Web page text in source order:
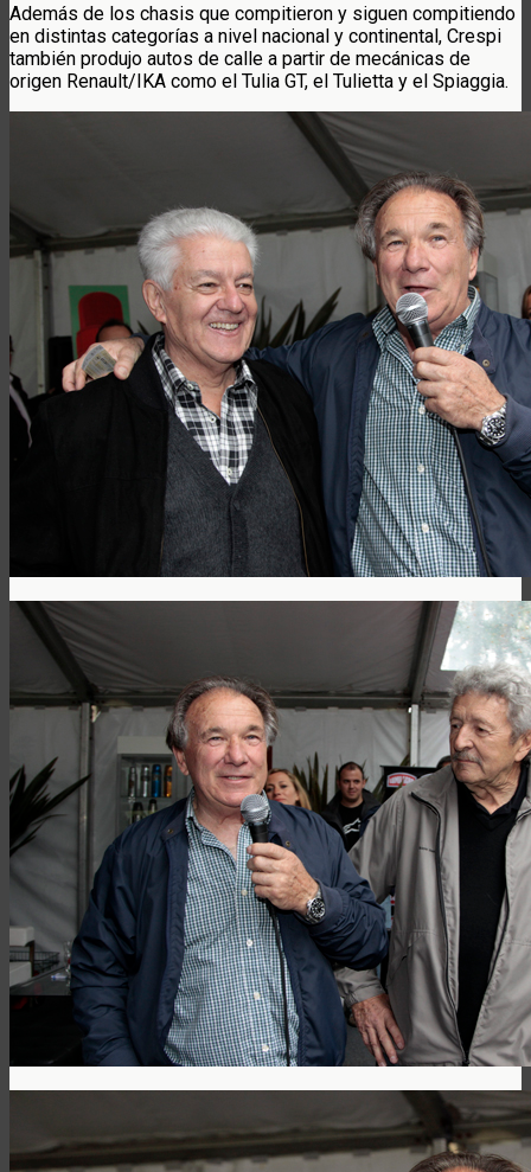
Además de los chasis que compitieron y siguen compitiendo
en distintas categorías a nivel nacional y continental, Crespi
también produjo autos de calle a partir de mecánicas de
origen Renault/IKA como el Tulia GT, el Tulietta y el Spiaggia.